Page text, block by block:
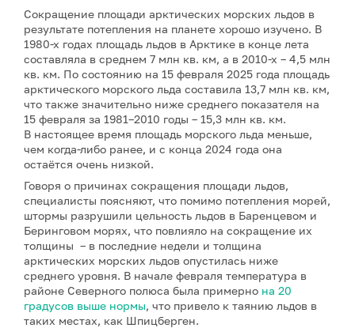
Сокращение площади арктических морских льдов в
результате потепления на планете хорошо изучено. В
1980-х годах площадь льдов в Арктике в конце лета
составляла в среднем 7 млн кв. км, а в 2010-х – 4,5 млн
кв. км. По состоянию на 15 февраля 2025 года площадь
арктического морского льда составила 13,7 млн кв. км,
что также значительно ниже среднего показателя на
15 февраля за 1981–2010 годы – 15,3 млн кв. км.
В настоящее время площадь морского льда меньше,
чем когда-либо ранее, и с конца 2024 года она
остаётся очень низкой.
Говоря о причинах сокращения площади льдов,
специалисты поясняют, что помимо потепления морей,
штормы разрушили цельность льдов в Баренцевом и
Беринговом морях, что повлияло на сокращение их
толщины – в последние недели и толщина
арктических морских льдов опустилась ниже
среднего уровня. В начале февраля температура в
районе Северного полюса была примерно на 20
градусов выше нормы, что привело к таянию льдов в
таких местах, как Шпицберген.